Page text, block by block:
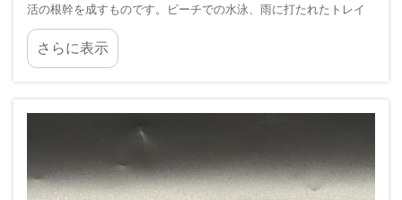
活の根幹を成すものです。ビーチでの水泳、雨に打たれたトレイ
ルでのハイキング、あるいは運動後のシャワーなど、水への暴露
に関する課題は常に存在します。防水義肢は…
さらに表示